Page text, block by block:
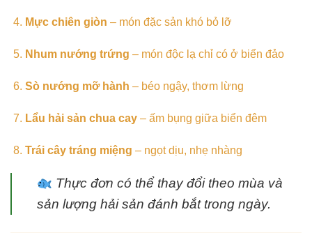
Mực chiên giòn – món đặc sản khó bỏ lỡ
Nhum nướng trứng – món độc lạ chỉ có ở biển đảo
Sò nướng mỡ hành – béo ngậy, thơm lừng
Lẩu hải sản chua cay– ấm bụng giữa biển đêm
Trái cây tráng miệng – ngọt dịu, nhẹ nhàng
Thực đơn có thể thay đổi theo mùa và
sản lượng hải sản đánh bắt trong ngày.